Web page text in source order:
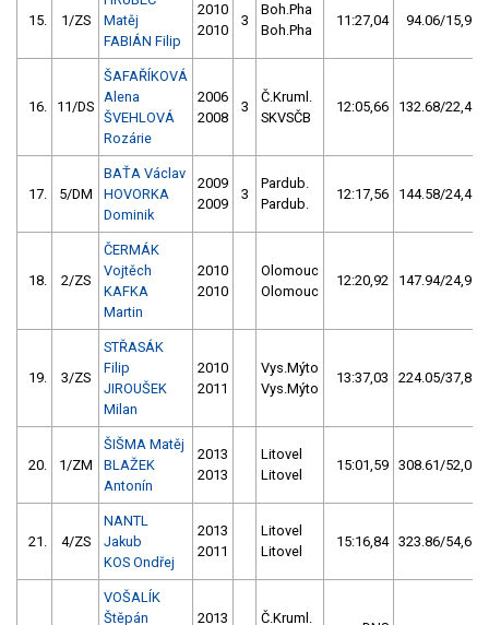
15. 1/ZS
Matěj
FABIÁN Filip
2010
2010
3
Boh.Pha
Boh.Pha
11:27,04 94.06/15,9
16. 11/DS
ŠAFAŘÍKOVÁ
Alena
ŠVEHLOVÁ
Rozárie
2006
2008
3
Č.Kruml.
SKVSČB
12:05,66 132.68/22,4
17. 5/DM
BAŤA Václav
HOVORKA
Dominik
2009
2009
3
Pardub.
Pardub.
12:17,56 144.58/24,4
18. 2/ZS
ČERMÁK
Vojtěch
KAFKA
Martin
2010
2010
Olomouc
Olomouc
12:20,92 147.94/24,9
19. 3/ZS
STŘASÁK
Filip
JIROUŠEK
Milan
2010
2011
Vys.Mýto
Vys.Mýto
13:37,03 224.05/37,8
20. 1/ZM
ŠIŠMA Matěj
BLAŽEK
Antonín
2013
2013
Litovel
Litovel
15:01,59 308.61/52,0
21. 4/ZS
NANTL
Jakub
KOS Ondřej
2013
2011
Litovel
Litovel
15:16,84 323.86/54,6
VOŠALÍK
Štěpán
2013
Č.Kruml.